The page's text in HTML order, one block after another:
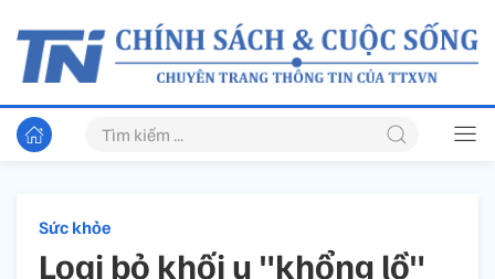
Sức khỏe
Loại bỏ khối u "khổng lồ"